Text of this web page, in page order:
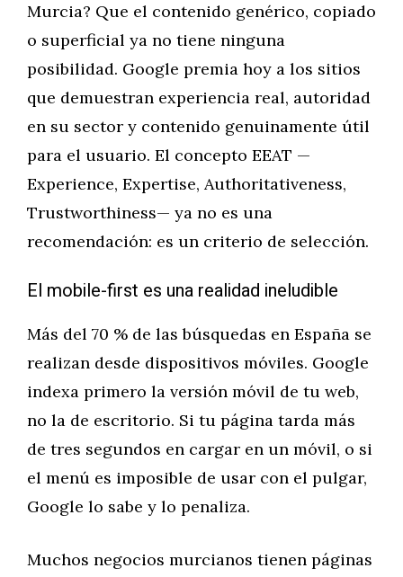
Murcia? Que el contenido genérico, copiado
o superficial ya no tiene ninguna
posibilidad. Google premia hoy a los sitios
que demuestran experiencia real, autoridad
en su sector y contenido genuinamente útil
para el usuario. El concepto EEAT —
Experience, Expertise, Authoritativeness,
Trustworthiness— ya no es una
recomendación: es un criterio de selección.
El mobile-first es una realidad ineludible
Más del 70 % de las búsquedas en España se
realizan desde dispositivos móviles. Google
indexa primero la versión móvil de tu web,
no la de escritorio. Si tu página tarda más
de tres segundos en cargar en un móvil, o si
el menú es imposible de usar con el pulgar,
Google lo sabe y lo penaliza.
Muchos negocios murcianos tienen páginas